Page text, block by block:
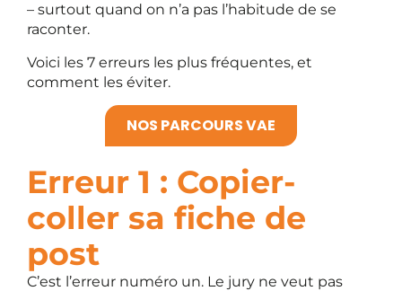
– surtout quand on n’a pas l’habitude de se
raconter.
Voici les 7 erreurs les plus fréquentes, et
comment les éviter.
NOS PARCOURS VAE
Erreur 1 : Copier-
coller sa fiche de
post
C’est l’erreur numéro un. Le jury ne veut pas